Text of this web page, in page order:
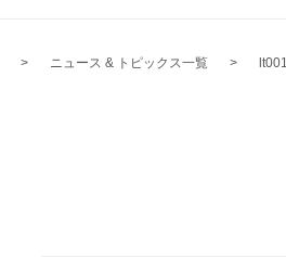
> ニュース & トピックス一覧 > lt001